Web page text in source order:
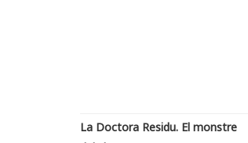
La Doctora Residu. El monstre